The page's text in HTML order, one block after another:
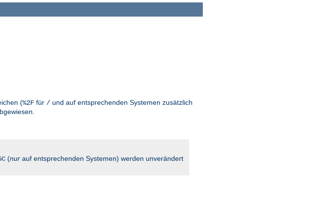
(%2F für / und auf entsprechenden Systemen zusätzlich
(nur auf entsprechenden Systemen) werden unverändert